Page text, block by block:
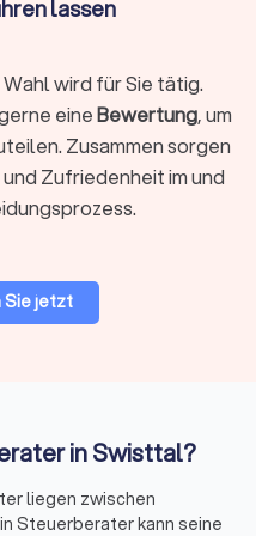
muss von der
übersichtlich
können, was
unsere Filterfunktion, um
oder digitalen
Die Bestellung durch die
Darüber
Zusatzqualifikationen
lassen
wird für Sie tätig.
eineBewertung, um
Zusammen sorgen
Zufriedenheit im und
Sie jetzt
in Swisttal?
liegen zwischen
Steuerberater kann seine